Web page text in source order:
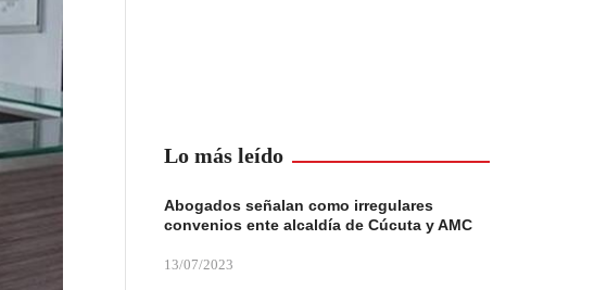
Lo más leído
Abogados señalan como irregulares
convenios ente alcaldía de Cúcuta y AMC
13/07/2023